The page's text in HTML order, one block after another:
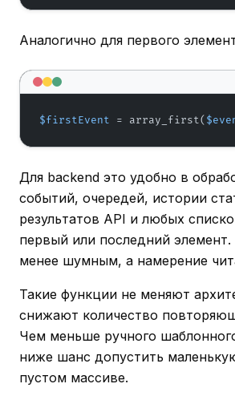
Аналогично для первого
$firstEvent = array_first(
Для backend это удобно в
событий, очередей, истории
результатов API и любых
первый или последний элемент.
менее шумным, а намерение
Такие функции не меняют
снижают количество
Чем меньше ручного
ниже шанс допустить
пустом массиве.